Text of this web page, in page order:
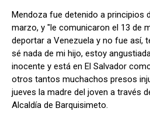
Mendoza fue detenido a principios
marzo, y "le comunicaron el 13 de
deportar a Venezuela y no fue así,
sé nada de mi hijo, estoy
inocente y está en El Salvador
otros tantos muchachos presos
jueves la madre del joven a través
Alcaldía de Barquisimeto.